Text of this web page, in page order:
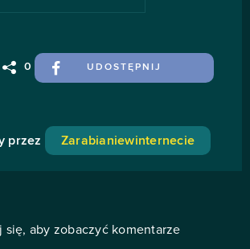
0 UDOSTĘPNIJ
przez Zarabianiewinternecie
się, aby zobaczyć komentarze